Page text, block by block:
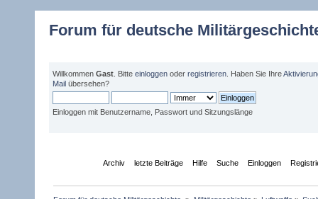
Forum für deutsche
Willkommen Gast . Bitte einloggen oder registrieren . Haben Sie Ihre
Mail übersehen?
Einloggen mit Benutzername, Passwort und Sitzungslänge
Archiv letzte Beiträge Hilfe Suche Einloggen